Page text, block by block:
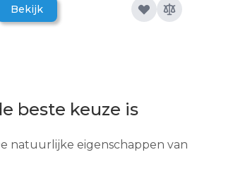
Bekijk
beste keuze is
natuurlijke eigenschappen van